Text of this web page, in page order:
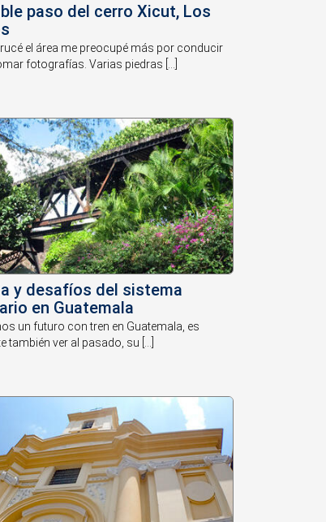
paso del cerro Xicut, Los
el área me preocupé más por conducir
fotografías. Varias piedras [...]
y desafíos del sistema
en Guatemala
un futuro con tren en Guatemala, es
también ver al pasado, su [...]